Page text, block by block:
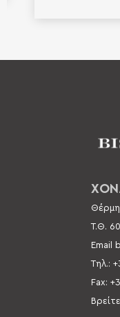
Τ.Θ.
Email
Τηλ.:
Fax: